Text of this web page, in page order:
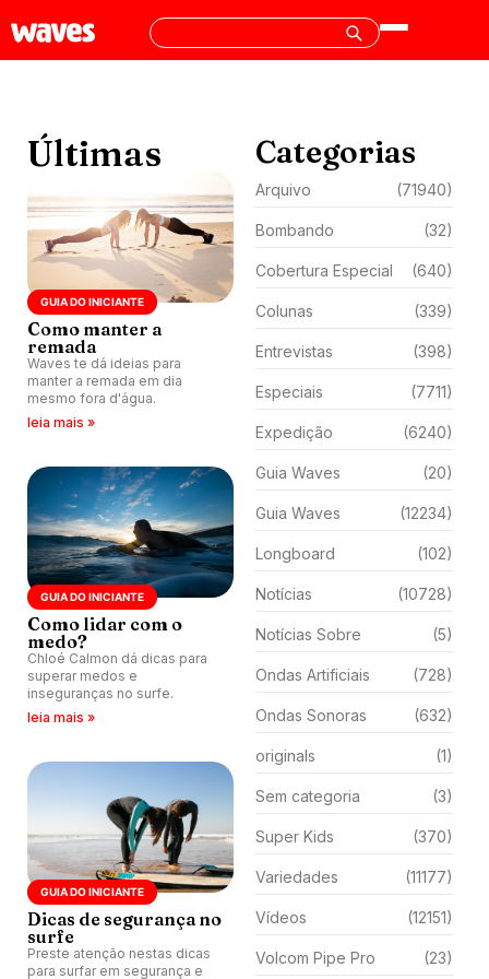
Últimas
GUIA DO INICIANTE
Como manter a
remada
Waves te dá ideias para
manter a remada em dia
mesmo fora d'água.
leia mais »
GUIA DO INICIANTE
Como lidar com o
medo?
Chloé Calmon dá dicas para
superar medos e
inseguranças no surfe.
leia mais »
GUIA DO INICIANTE
Dicas de segurança no
surfe
Preste atenção nestas dicas
para surfar em segurança e
Categorias
Arquivo (71940)
Bombando (32)
Cobertura Especial (640)
Colunas (339)
Entrevistas (398)
Especiais (7711)
Expedição (6240)
Guia Waves (20)
Guia Waves (12234)
Longboard (102)
Notícias (10728)
Notícias Sobre (5)
Ondas Artificiais (728)
Ondas Sonoras (632)
originals (1)
Sem categoria (3)
Super Kids (370)
Variedades (11177)
Vídeos (12151)
Volcom Pipe Pro (23)